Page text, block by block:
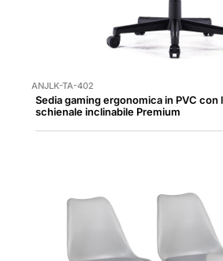
ANJLK-TA-402
Sedia gaming ergonomica in PVC con
schienale inclinabile Premium